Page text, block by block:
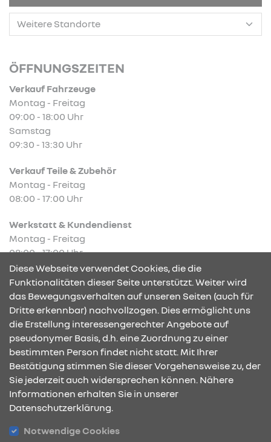
ÖFFNUNGSZEITEN
Verkauf Fahrzeuge
Montag - Freitag
09:00 - 18:00 Uhr
Samstag
09:30 - 13:30 Uhr
Verkauf Teile & Zubehör
Montag - Freitag
08:00 - 17:00 Uhr
Werkstatt & Kundendienst
Montag - Freitag
08:00 - 17:00 Uhr
KONTAKT & ANFAHRT
ÖFFNUNGSZEITEN
Diese Webseite verwendet Cookies, die die
Funktionalitäten dieser Seite unterstützt. Weiter wird
das Bewegungsverhalten auf unseren Seiten (auch für
Dritte erkennbar) nachvollzogen. Dies ermöglicht uns
die Erstellung interessengerechter Angebote auf
pseudonymer Basis, d.h. eine Zuordnung zu einer
bestimmten Person findet nicht statt. Mit Ihrer
Bestätigung stimmen Sie dieser Vorgehensweise zu, der
Sie jederzeit auch widersprechen können. Nähere
Informationen erhalten Sie in unserer
Datenschutzerklärung.
Notwendige Cookies